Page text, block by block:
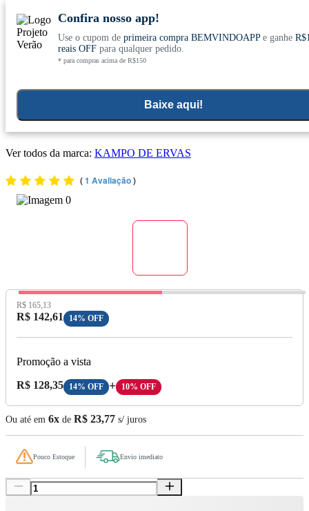
Conheça nosso site novo! E comemore com 0
Confira nosso app!
Use o cupom de primeira compra BEMVINDOAPPe ganhe
reais OFFpara qualquer pedido.
* para compras acima de R$150
Baixe aqui!
Kit 3x Alho Orgânico (570mg) 60 Cápsulas Vegetarianas -
Ver todos da marca: KAMPO DE ERVAS
(1 Avaliação)
Preço Original:
R$ 165,13
Preço com Desconto:
R$ 142,61 14% OFF
Promoção a vista
Preço A Vista:
R$ 128,35 14% OFF + 10% OFF
Ou até em 6x de R$ 23,77 s/ juros
Pouco Estoque Envio imediato